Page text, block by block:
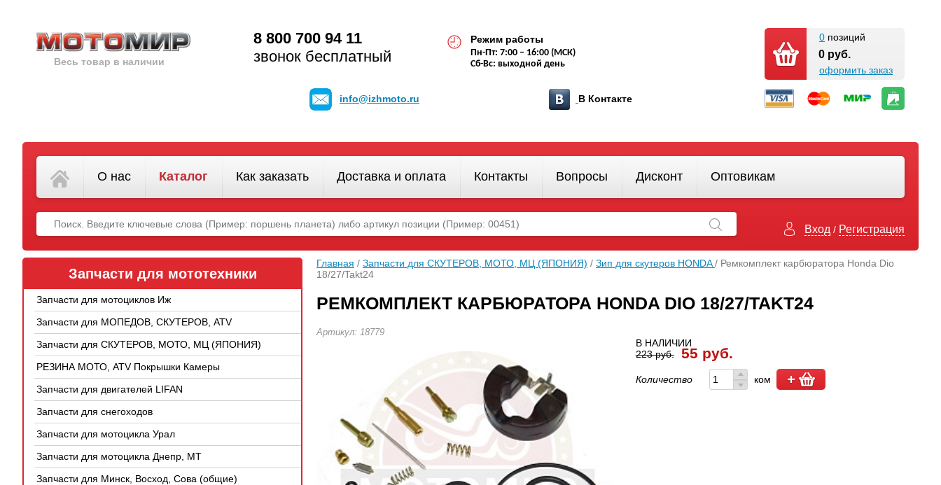
Весь товар в наличии
8 800 700 94 11
звонок бесплатный
Режим работы
Пн-Пт: 7:00 – 16:00 (МСК)
Сб-Вс: выходной день
0 позиций
0 руб.
оформить заказ
info@izhmoto.ru В Контакте
О нас Каталог Как заказать Доставка и оплата Контакты Вопросы Дисконт Оптовикам
Вход / Регистрация
Запчасти для мототехники
Запчасти для мотоциклов Иж
Запчасти для МОПЕДОВ, СКУТЕРОВ, ATV
(КИТАЙ)
Запчасти для СКУТЕРОВ, МОТО, МЦ (ЯПОНИЯ)
РЕЗИНА МОТО, ATV Покрышки Камеры
Запчасти для двигателей LIFAN
Запчасти для снегоходов
Запчасти для мотоцикла Урал
Запчасти для мотоцикла Днепр, МТ
Запчасти для Минск, Восход, Сова (общие)
Главная / Запчасти для СКУТЕРОВ, МОТО, МЦ (ЯПОНИЯ) / Зип для скутеров HONDA/ Ремкомплект карбюратора Honda Dio
18/27/Takt24
РЕМКОМПЛЕКТ КАРБЮРАТОРА HONDA DIO 18/27/TAKT24
Артикул: 18779
В НАЛИЧИИ
223 руб.
55 руб.
Количество ком